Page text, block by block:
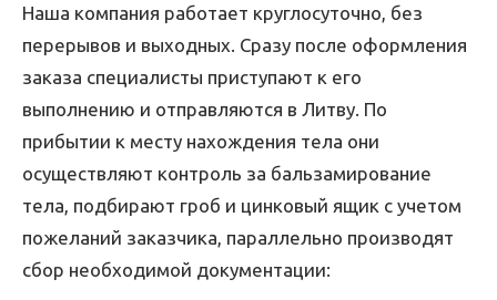
Наша компания работает круглосуточно, без
перерывов и выходных. Сразу после оформления
заказа специалисты приступают к его
выполнению и отправляются в Литву. По
прибытии к месту нахождения тела они
осуществляют контроль за бальзамирование
тела, подбирают гроб и цинковый ящик с учетом
пожеланий заказчика, параллельно производят
сбор необходимой документации: